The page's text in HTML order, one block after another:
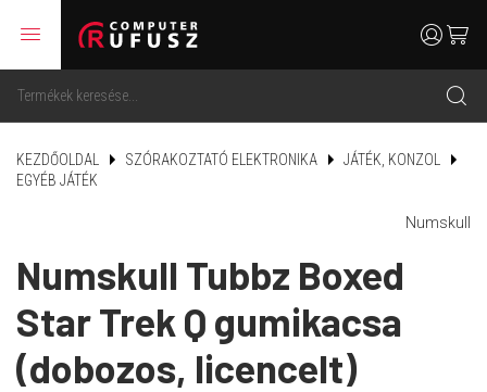
menu
search
usercart
KEZDŐOLDAL SZÓRAKOZTATÓ ELEKTRONIKA
JÁTÉK, KONZOL
EGYÉB JÁTÉK
Numskull
Numskull Tubbz Boxed
Star Trek Q gumikacsa
(dobozos, licencelt)